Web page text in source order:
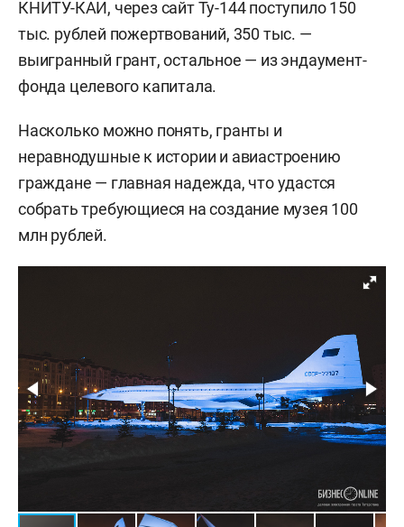
КНИТУ-КАИ, через сайт Ту-144 поступило 150
тыс. рублей пожертвований, 350 тыс. —
выигранный грант, остальное — из эндаумент-
фонда целевого капитала.
Насколько можно понять, гранты и
неравнодушные к истории и авиастроению
граждане — главная надежда, что удастся
собрать требующиеся на создание музея 100
млн рублей.